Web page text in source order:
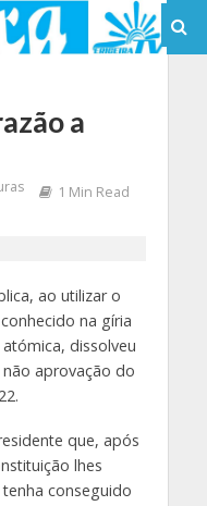
a
1 Min Read
ao utilizar o
na gíria
dissolveu
aprovação do
que, após
lhes
conseguido